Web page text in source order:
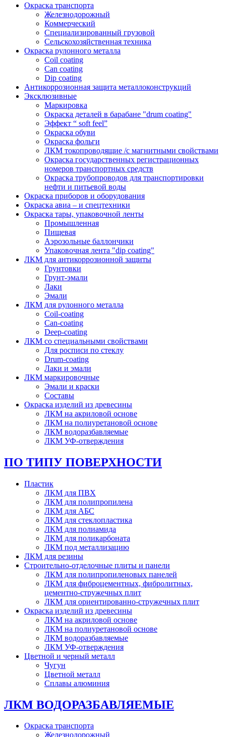
Окраска транспорта
Железнодорожный
Коммерческий
Специализированный грузовой
Сельскохозяйственная техника
Окраска рулонного металла
Coil coating
Can coating
Dip coating
Антикоррозионная защита металлоконструкций
Эксклюзивные
Маркировка
Окраска деталей в барабане "drum coating"
Эффект “ soft feel”
Окраска обуви
Окраска фольги
ЛКМ токопроводящие /с магнитными свойствами
Окраска государственных регистрационных
номеров транспортных средств
Окраска трубопроводов для транспортировки
нефти и питьевой воды
Окраска приборов и оборудования
Окраска авиа – и спецтехники
Окраска тары, упаковочной ленты
Промышленная
Пищевая
Аэрозольные баллончики
Упаковочная лента "dip coating"
ЛКМ для антикоррозионной защиты
Грунтовки
Грунт-эмали
Лаки
Эмали
ЛКМ для рулонного металла
Coil-coating
Can-coating
Deep-coating
ЛКМ со специальными свойствами
Для росписи по стеклу
Drum-coating
Лаки и эмали
ЛКМ маркировочные
Эмали и краски
Составы
Окраска изделий из древесины
ЛКМ на акриловой основе
ЛКМ на полиуретановой основе
ЛКМ водоразбавляемые
ЛКМ УФ-отверждения
ПО ТИПУ ПОВЕРХНОСТИ
Пластик
ЛКМ для ПВХ
ЛКМ для полипропилена
ЛКМ для АБС
ЛКМ для стеклопластика
ЛКМ для полиамида
ЛКМ для поликарбоната
ЛКМ под металлизацию
ЛКМ для резины
Строительно-отделочные плиты и панели
ЛКМ для полипропиленовых панелей
ЛКМ для фиброцементных, фибролитных,
цементно-стружечных плит
ЛКМ для ориентированно-стружечных плит
Окраска изделий из древесины
ЛКМ на акриловой основе
ЛКМ на полиуретановой основе
ЛКМ водоразбавляемые
ЛКМ УФ-отверждения
Цветной и черный металл
Чугун
Цветной металл
Сплавы алюминия
ЛКМ ВОДОРАЗБАВЛЯЕМЫЕ
Окраска транспорта
Железнодорожный